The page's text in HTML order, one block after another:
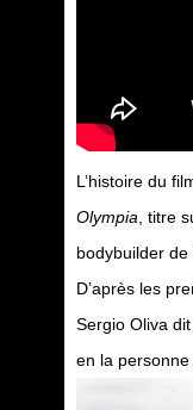
L’histoire du
Olympia , titre
bodybuilder de
D’après les
Sergio Oliva
en la personne